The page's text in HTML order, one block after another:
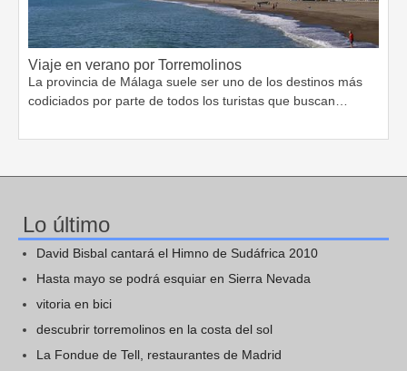
Viaje en verano por Torremolinos
La provincia de Málaga suele ser uno de los destinos más
codiciados por parte de todos los turistas que buscan…
Lo último
David Bisbal cantará el Himno de Sudáfrica 2010
Hasta mayo se podrá esquiar en Sierra Nevada
vitoria en bici
descubrir torremolinos en la costa del sol
La Fondue de Tell, restaurantes de Madrid